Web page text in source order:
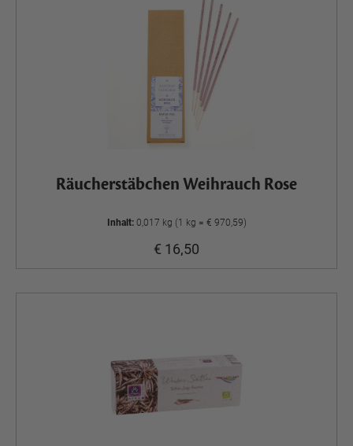
Räucherstäbchen Weihrauch Rose
Inhalt: 0,017 kg (1 kg = € 970,59)
€ 16,50